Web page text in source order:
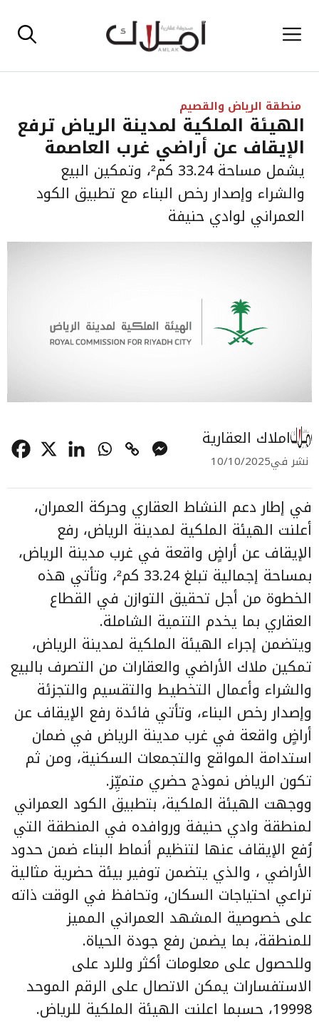
إلى القائمة
منطقة الرياض والقصيم
الهيئة الملكية لمدينة الرياض ترفع
الإيقاف عن أراضي غرب العاصمة
يشمل مساحة 33.24 كم²، وتمكين البيع
والشراء وإصدار رخص البناء مع تطبيق الكود
العمراني لوادي حنيفة
املاك العقارية
نشر في10/10/2025
في إطار دعم النشاط العقاري وحركة العمران،
أعلنت الهيئة الملكية لمدينة الرياض، رفع
الإيقاف عن أراضٍ واقعة في غرب مدينة الرياض،
بمساحة إجمالية تبلغ 33.24 كم²، وتأتي هذه
الخطوة من أجل تحقيق التوازن في القطاع
العقاري بما يخدم التنمية الشاملة.
ويتضمن إجراء الهيئة الملكية لمدينة الرياض،
تمكين ملاك الأراضي والعقارات من التصرف بالبيع
والشراء وأعمال التخطيط والتقسيم والتجزئة
وإصدار رخص البناء، وتأتي فائدة رفع الإيقاف عن
أراضٍ واقعة في غرب مدينة الرياض في ضمان
استدامة المواقع والتجمعات السكنية، ومن ثم
تكون الرياض نموذج حضري متميِّز.
ووجهت الهيئة الملكية، بتطبيق الكود العمراني
لمنطقة وادي حنيفة وروافده في المنطقة التي
رُفع الإيقاف عنها لتنظيم أنماط البناء ضمن حدود
الأراضي ، والذي يتضمن توفير بيئة حضرية مثالية
تراعي احتياجات السكان، وتحافظ في الوقت ذاته
على خصوصية المشهد العمراني المميز
للمنطقة، بما يضمن رفع جودة الحياة.
وللحصول على معلومات أكثر وللرد على
الاستفسارات يمكن الاتصال على الرقم الموحد
19998، حسبما اعلنت الهيئة الملكية للرياض.